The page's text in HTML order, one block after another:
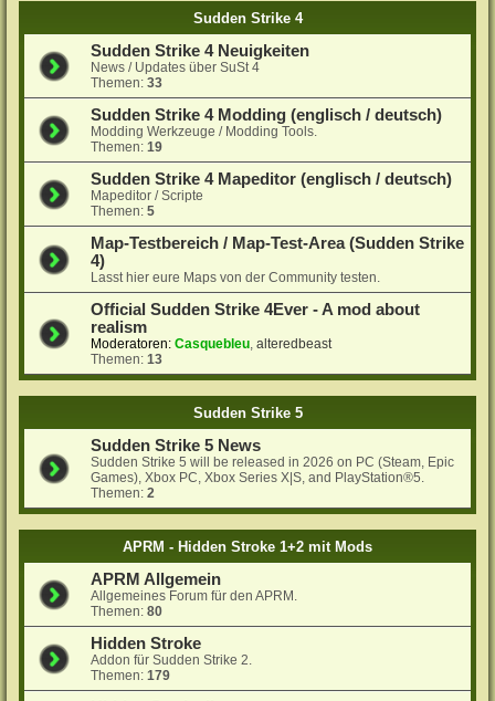
Sudden Strike 4
Sudden Strike 4 Neuigkeiten
News / Updates über SuSt 4
Themen:33
Sudden Strike 4 Modding (englisch / deutsch)
Modding Werkzeuge / Modding Tools.
Themen:19
Sudden Strike 4 Mapeditor (englisch / deutsch)
Mapeditor / Scripte
Themen:5
Map-Testbereich / Map-Test-Area (Sudden Strike
4)
Lasst hier eure Maps von der Community testen.
Official Sudden Strike 4Ever - A mod about
realism
Moderatoren: Casquebleu,alteredbeast
Themen:13
Sudden Strike 5
Sudden Strike 5 News
Sudden Strike 5 will be released in 2026 on PC (Steam, Epic
Games), Xbox PC, Xbox Series X|S, and PlayStation®5.
Themen:2
APRM - Hidden Stroke 1+2 mit Mods
APRM Allgemein
Allgemeines Forum für den APRM.
Themen:80
Hidden Stroke
Addon für Sudden Strike 2.
Themen:179